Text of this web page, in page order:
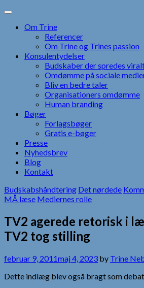
Skip
contentOm Trine
Referencer
Om Trine og Trines passion
Konsulentydelser
Budskaber der spredes
Omdømme på sociale
Bliv en bedre taler
Organisationers omdømme
Human branding
Bøger
Forlagsbøger
Gratis e-bøger
Presse
Nyhedsbrev
Blog
Kontakt
Budskabshåndtering Det nørdede
MÅ læse Mediernes rolle
TV2 agerede retorisk i
TV2 tog stilling
februar 9, 2011maj 4, 2023 by Trine
Dette indlæg blev også bragt som